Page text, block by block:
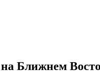
на Ближнем